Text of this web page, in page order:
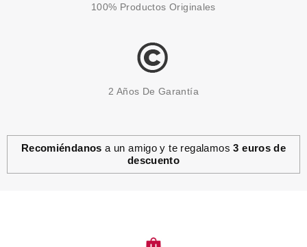
100% Productos Originales
2 Años De Garantía
Recomiéndanos a un amigo y te regalamos3 euros de
descuento